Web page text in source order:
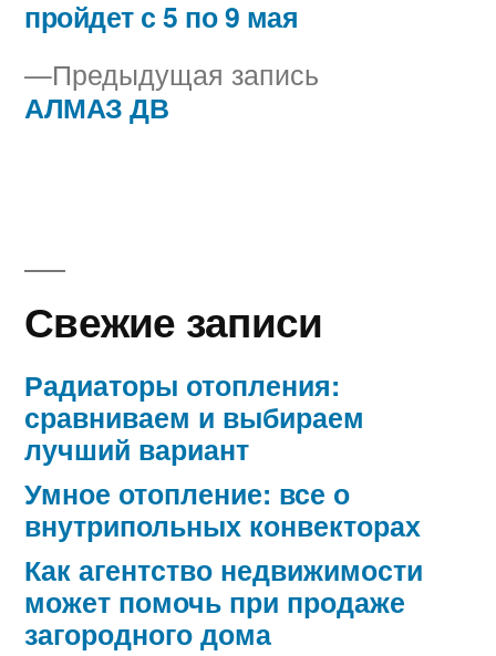
записям
Предыдущая запись
АЛМАЗ ДВ
пройдет с 5 по 9 мая
Свежие записи
Радиаторы отопления:
сравниваем и выбираем
лучший вариант
Умное отопление: все о
внутрипольных конвекторах
Как агентство недвижимости
может помочь при продаже
загородного дома